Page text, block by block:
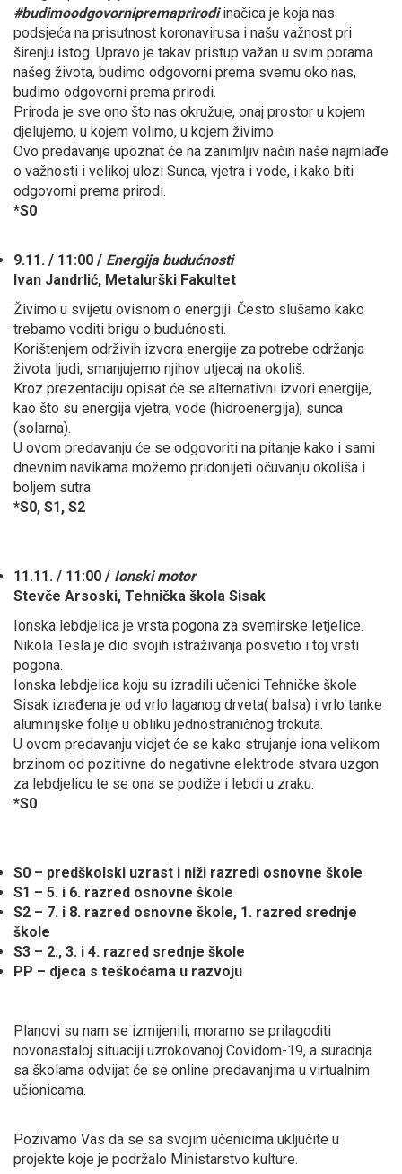
#budimoodgovornipremaprirodiinačica je koja nas
podsjeća na prisutnost koronavirusa i našu važnost pri
širenju istog. Upravo je takav pristup važan u svim porama
našeg života, budimo odgovorni prema svemu oko nas,
budimo odgovorni prema prirodi.
Priroda je sve ono što nas okružuje, onaj prostor u kojem
djelujemo, u kojem volimo, u kojem živimo.
Ovo predavanje upoznat će na zanimljiv način naše najmlađe
o važnosti i velikoj ulozi Sunca, vjetra i vode, i kako biti
odgovorni prema prirodi.
*S0
9.11. / 11:00 / Energija budućnosti
Ivan Jandrlić, Metalurški Fakultet
Živimo u svijetu ovisnom o energiji. Često slušamo kako
trebamo voditi brigu o budućnosti.
Korištenjem održivih izvora energije za potrebe održanja
života ljudi, smanjujemo njihov utjecaj na okoliš.
Kroz prezentaciju opisat će se alternativni izvori energije,
kao što su energija vjetra, vode (hidroenergija), sunca
(solarna).
U ovom predavanju će se odgovoriti na pitanje kako i sami
dnevnim navikama možemo pridonijeti očuvanju okoliša i
boljem sutra.
*S0, S1, S2
11.11. / 11:00 / Ionski motor
Stevče Arsoski, Tehnička škola Sisak
Ionska lebdjelica je vrsta pogona za svemirske letjelice.
Nikola Tesla je dio svojih istraživanja posvetio i toj vrsti
pogona.
Ionska lebdjelica koju su izradili učenici Tehničke škole
Sisak izrađena je od vrlo laganog drveta( balsa) i vrlo tanke
aluminijske folije u obliku jednostraničnog trokuta.
U ovom predavanju vidjet će se kako strujanje iona velikom
brzinom od pozitivne do negativne elektrode stvara uzgon
za lebdjelicu te se ona se podiže i lebdi u zraku.
*S0
S0 – predškolski uzrast i niži razredi osnovne škole
S1 – 5. i 6. razred osnovne škole
S2 – 7. i 8. razred osnovne škole, 1. razred srednje
škole
S3 – 2., 3. i 4. razred srednje škole
PP – djeca s teškoćama u razvoju
Planovi su nam se izmijenili, moramo se prilagoditi
novonastaloj situaciji uzrokovanoj Covidom-19, a suradnja
sa školama odvijat će se online predavanjima u virtualnim
učionicama.
Pozivamo Vas da se sa svojim učenicima uključite u
projekte koje je podržalo Ministarstvo kulture.